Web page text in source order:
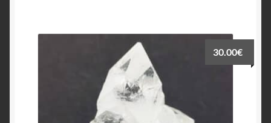
30.00€